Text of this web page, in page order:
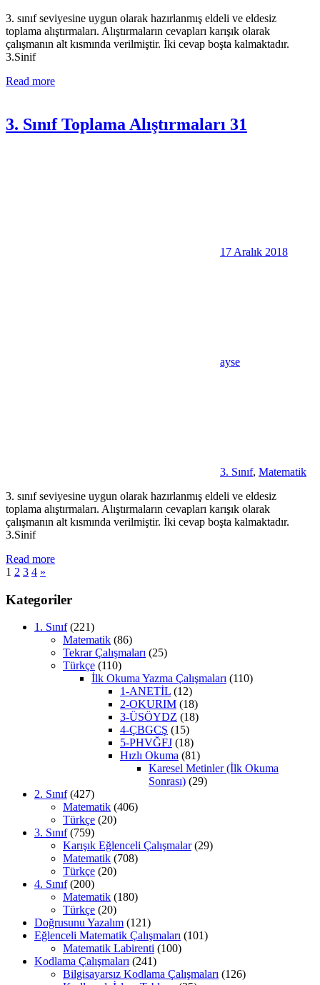
3. sınıf seviyesine uygun olarak hazırlanmış eldeli ve eldesiz
toplama alıştırmaları. Alıştırmaların cevapları karışık olarak
çalışmanın alt kısmında verilmiştir. İki cevap boşta kalmaktadır.
3.Sinif
Read more
3. Sınıf Toplama Alıştırmaları 31
17 Aralık 2018
ayse
3. Sınıf, Matematik
3. sınıf seviyesine uygun olarak hazırlanmış eldeli ve eldesiz
toplama alıştırmaları. Alıştırmaların cevapları karışık olarak
çalışmanın alt kısmında verilmiştir. İki cevap boşta kalmaktadır.
3.Sinif
Read more
Yazı
sayfalaması
1 2 3 4 Next
»
Kategoriler
1. Sınıf(221)
Matematik (86)
Tekrar Çalışmaları (25)
Türkçe (110)
İlk Okuma Yazma Çalışmaları (110)
1-ANETİL (12)
2-OKURIM (18)
3-ÜSÖYDZ (18)
4-ÇBGCŞ (15)
5-PHVĞFJ (18)
Hızlı Okuma (81)
Karesel Metinler (İlk Okuma
Sonrası) (29)
2. Sınıf(427)
Matematik (406)
Türkçe (20)
3. Sınıf(759)
Karışık Eğlenceli Çalışmalar(29)
Matematik (708)
Türkçe (20)
4. Sınıf(200)
Matematik (180)
Türkçe (20)
Doğrusunu Yazalım (121)
Eğlenceli Matematik Çalışmaları (101)
Matematik Labirenti (100)
Kodlama Çalışmaları (241)
Bilgisayarsız Kodlama Çalışmaları (126)